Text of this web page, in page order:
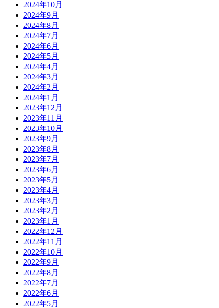
2024年10月
2024年9月
2024年8月
2024年7月
2024年6月
2024年5月
2024年4月
2024年3月
2024年2月
2024年1月
2023年12月
2023年11月
2023年10月
2023年9月
2023年8月
2023年7月
2023年6月
2023年5月
2023年4月
2023年3月
2023年2月
2023年1月
2022年12月
2022年11月
2022年10月
2022年9月
2022年8月
2022年7月
2022年6月
2022年5月